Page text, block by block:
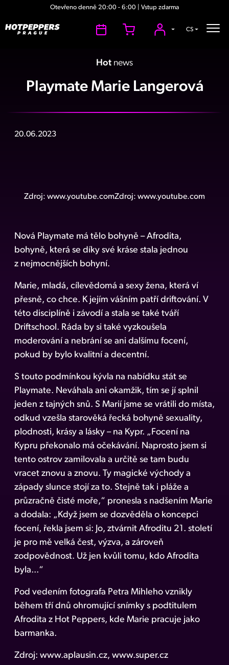
CS
Otevřeno denně 20:00 - 6:00 | Vstup zdarma
Hot news
Playmate Marie Langerová
20.06.2023
Zdroj: www.youtube.comZdroj: www.youtube.com
Nová Playmate má tělo bohyně – Afrodita,
bohyně, která se díky své kráse stala jednou
z nejmocnějších bohyní.
Marie, mladá, cílevědomá a sexy žena, která ví
přesně, co chce. K jejím vášním patří driftování. V
této disciplíně i závodí a stala se také tváří
Driftschool. Ráda by si také vyzkoušela
moderování a nebrání se ani dalšímu focení,
pokud by bylo kvalitní a decentní.
S touto podmínkou kývla na nabídku stát se
Playmate. Neváhala ani okamžik, tím se jí splnil
jeden z tajných snů. S Marií jsme se vrátili do místa,
odkud vzešla starověká řecká bohyně sexuality,
plodnosti, krásy a lásky – na Kypr. „Focení na
Kypru překonalo má očekávání. Naprosto jsem si
tento ostrov zamilovala a určitě se tam budu
vracet znovu a znovu. Ty magické východy a
západy slunce stojí za to. Stejně tak i pláže a
průzračně čisté moře,“ pronesla s nadšením Marie
a dodala: „Když jsem se dozvěděla o koncepci
focení, řekla jsem si: Jo, ztvárnit Afroditu 21. století
je pro mě velká čest, výzva, a zároveň
zodpovědnost. Už jen kvůli tomu, kdo Afrodita
byla...“
Pod vedením fotografa Petra Mihleho vznikly
během tří dnů ohromující snímky s podtitulem
Afrodita z Hot Peppers, kde Marie pracuje jako
barmanka.
Zdroj: www.aplausin.cz, www.super.cz